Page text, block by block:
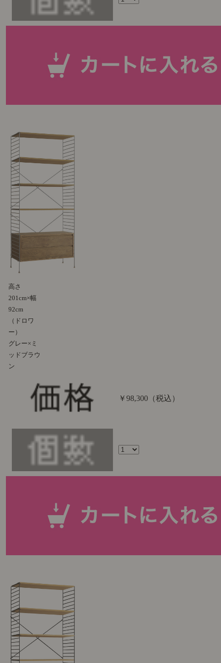
高さ
201cm×幅
92cm
（ドロワ
ー）
グレー×ミ
ッドブラウ
ン
￥98,300 （税込）